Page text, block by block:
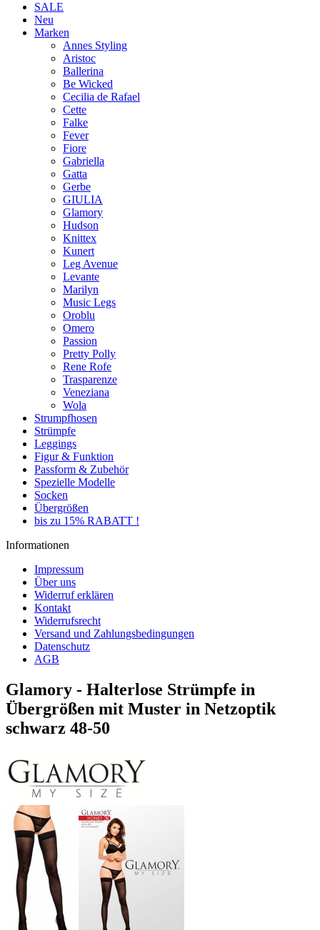
SALE
Neu
Marken
Annes Styling
Aristoc
Ballerina
Be Wicked
Cecilia de Rafael
Cette
Falke
Fever
Fiore
Gabriella
Gatta
Gerbe
GIULIA
Glamory
Hudson
Knittex
Kunert
Leg Avenue
Levante
Marilyn
Music Legs
Oroblu
Omero
Passion
Pretty Polly
Rene Rofe
Trasparenze
Veneziana
Wola
Strumpfhosen
Strümpfe
Leggings
Figur & Funktion
Passform & Zubehör
Spezielle Modelle
Socken
Übergrößen
bis zu 15% RABATT !
Informationen
Impressum
Über uns
Widerruf erklären
Kontakt
Widerrufsrecht
Versand und Zahlungsbedingungen
Datenschutz
AGB
Glamory - Halterlose Strümpfe in
Übergrößen mit Muster in Netzoptik
schwarz 48-50